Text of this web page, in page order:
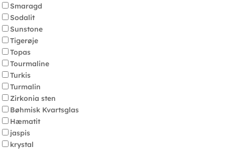
Smaragd
Sodalit
Sunstone
Tigerøje
Topas
Tourmaline
Turkis
Turmalin
Zirkonia sten
Bøhmisk Kvartsglas
Hæmatit
jaspis
krystal